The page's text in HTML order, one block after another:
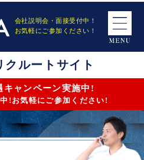
会社説明会・面接受付中！
お気軽にご参加ください！
クルートサイト
キャンペーン実施中!
!お気軽にご参加ください!
要項詳細 エントリーフォーム